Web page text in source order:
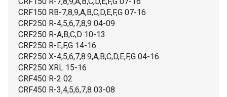
CRF150 RB-7,8,9,A,B,C,D,E,F,G 07-16
CRF250 R-4,5,6,7,8,9 04-09
CRF250 R-A,B,C,D 10-13
CRF250 R-E,F,G 14-16
CRF250 X-4,5,6,7,8.9,A,B,C,D,E,F,G 04-16
CRF250 XRL 15-16
CRF450 R-2 02
CRF450 R-3,4,5,6,7,8 03-08